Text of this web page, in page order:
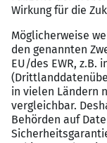
Flexible
Absprache
30